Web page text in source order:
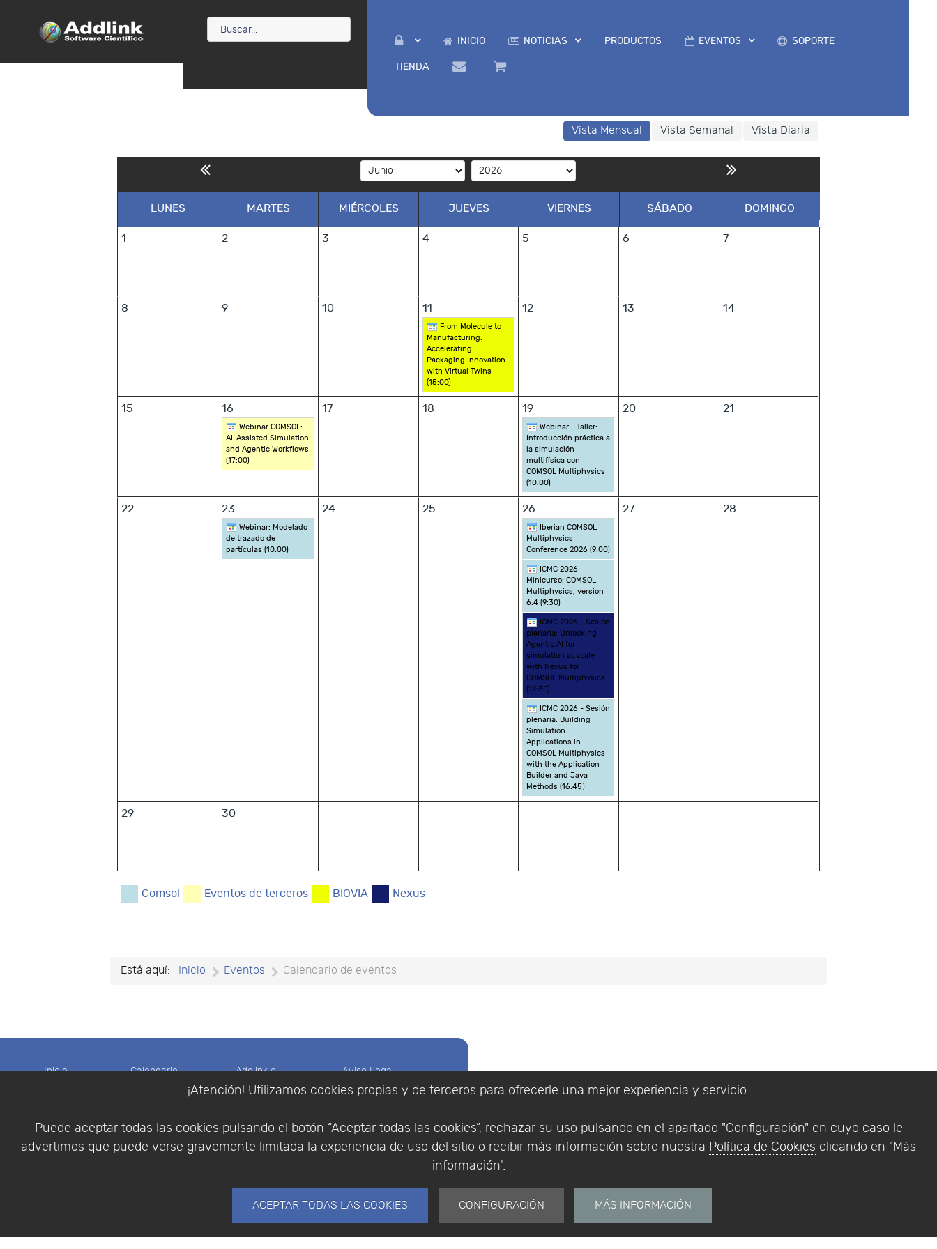
¡Atención! Utilizamos cookies propias y de terceros para ofrecerle una mejor experiencia y servicio.
Puede aceptar todas las cookies pulsando el botón “Aceptar todas las cookies”, rechazar su uso pulsando en el apartado "Configuración" en cuyo caso le
advertimos que puede verse gravemente limitada la experiencia de uso del sitio o recibir más información sobre nuestra Política de Cookies clicando en "Más
información".
ACEPTAR TODAS LAS COOKIES CONFIGURACIÓN MÁS INFORMACIÓN
INICIO NOTICIAS PRODUCTOS EVENTOS SOPORTE
TIENDA
Vista Mensual Vista Semanal Vista Diaria
LUNES MARTES MIÉRCOLES JUEVES VIERNES SÁBADO DOMINGO
1 2 3 4 5 6 7
8 9 10 11
From Molecule to
Manufacturing:
Accelerating
Packaging Innovation
with Virtual Twins
(15:00)
12 13 14
15 16
Webinar COMSOL:
AI-Assisted Simulation
and Agentic Workflows
(17:00)
17 18 19
Webinar - Taller:
Introducción práctica a
la simulación
multifísica con
COMSOL Multiphysics
(10:00)
20 21
22 23
Webinar: Modelado
de trazado de
partículas (10:00)
24 25 26
Iberian COMSOL
Multiphysics
Conference 2026 (9:00)
ICMC 2026 -
Minicurso: COMSOL
Multiphysics, version
6.4 (9:30)
ICMC 2026 - Sesión
plenaria: Unlocking
Agentic AI for
simulation at scale
with Nexus for
COMSOL Multiphysics
(12:30)
ICMC 2026 - Sesión
plenaria: Building
Simulation
Applications in
COMSOL Multiphysics
with the Application
Builder and Java
Methods (16:45)
27 28
29 30
Comsol Eventos de terceros BIOVIA Nexus
Está aquí: Inicio Eventos Calendario de eventos
Inicio
Productos
Tienda
Calendario
pasados
Encuestas
Addlink e-
News
News
Científico
Síganos
Contáctenos
Empresa
Aviso Legal
Política de
Política de
Privacidad
Condiciones
Identificarse
Registrarse
Empresa|Aviso Legal|Política de Privacidad
|Política de Cookies
Científico, S.L.